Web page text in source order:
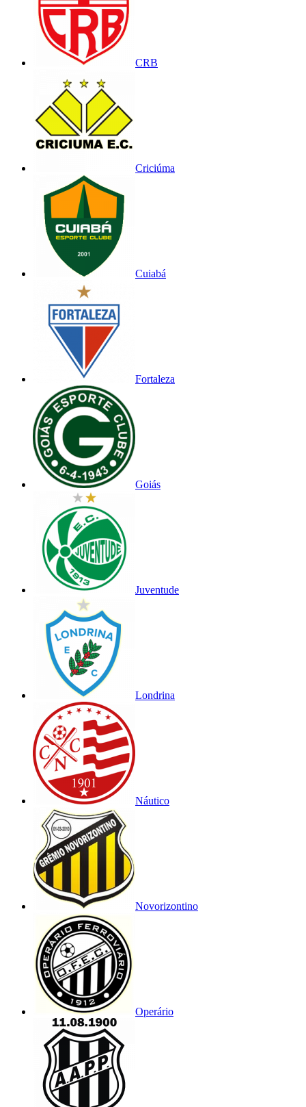
CRB
Criciúma
Cuiabá
Fortaleza
Goiás
Juventude
Londrina
Náutico
Novorizontino
Operário